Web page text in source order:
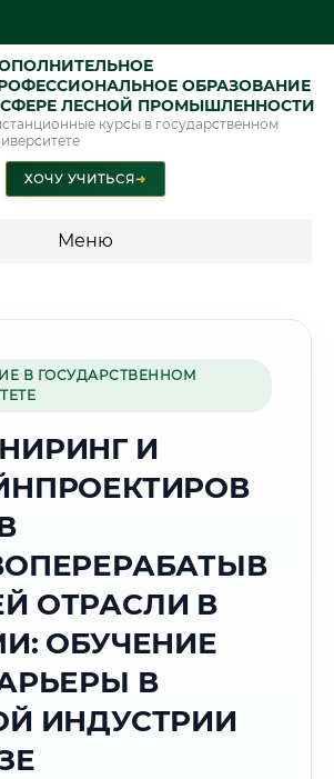
ОБРАЗОВАНИЕ
СФЕРЕ ЛЕСНОЙ ПРОМЫШЛЕННОСТИ
курсы в государственном
ХОЧУ УЧИТЬСЯ➜
Меню
🌊
Г. БАТУМИ
10:30:50
Суббота, 8 Августа
06:15 🌇 Закат:
Световой день:14 ч. 8 мин.
В ГОСУДАРСТВЕННОМ
И
ОТРАСЛИ В
ОБУЧЕНИЕ
В
ИНДУСТРИИ